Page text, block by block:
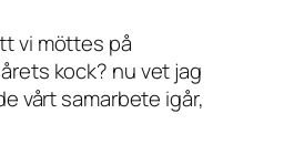
vi möttes på
kock? nu vet jag
vårt samarbete igår,